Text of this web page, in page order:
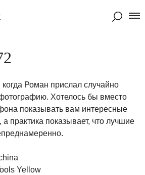
Роман прислал случайно
Хотелось бы вместо
показывать вам интересные
практика показывает, что лучшие
Yellow